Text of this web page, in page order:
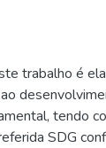
trabalho é
tendo
SDG